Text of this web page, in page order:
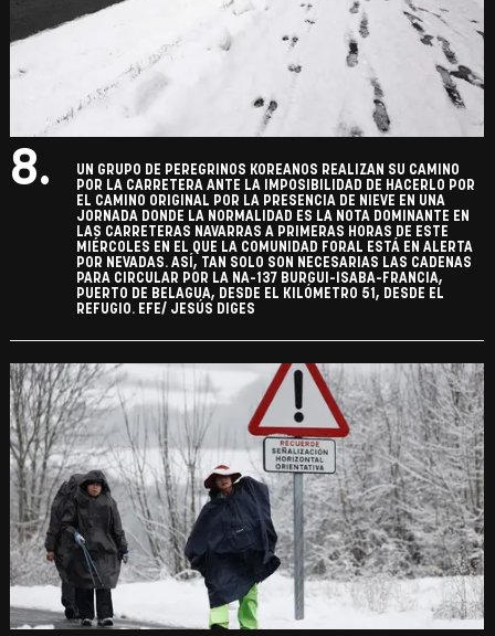
8.
UN GRUPO DE PEREGRINOS KOREANOS REALIZAN SU CAMINO
POR LA CARRETERA ANTE LA IMPOSIBILIDAD DE HACERLO POR
EL CAMINO ORIGINAL POR LA PRESENCIA DE NIEVE EN UNA
JORNADA DONDE LA NORMALIDAD ES LA NOTA DOMINANTE EN
LAS CARRETERAS NAVARRAS A PRIMERAS HORAS DE ESTE
MIÉRCOLES EN EL QUE LA COMUNIDAD FORAL ESTÁ EN ALERTA
POR NEVADAS. ASÍ, TAN SOLO SON NECESARIAS LAS CADENAS
PARA CIRCULAR POR LA NA-137 BURGUI-ISABA-FRANCIA,
PUERTO DE BELAGUA, DESDE EL KILÓMETRO 51, DESDE EL
REFUGIO. EFE/ JESÚS DIGES